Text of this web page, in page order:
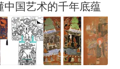
国艺术的千年底蕴